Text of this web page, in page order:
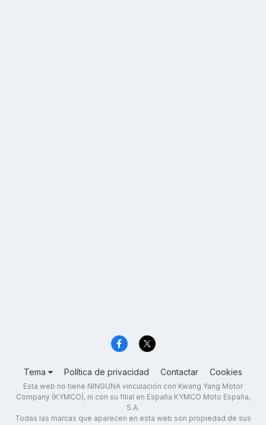
Tema Política de privacidad Contactar Cookies
Esta web no tiene NINGUNA vinculación con Kwang Yang Motor
Company (KYMCO), ni con su filial en España KYMCO Moto España,
S.A.
Todas las marcas que aparecen en esta web son propiedad de sus